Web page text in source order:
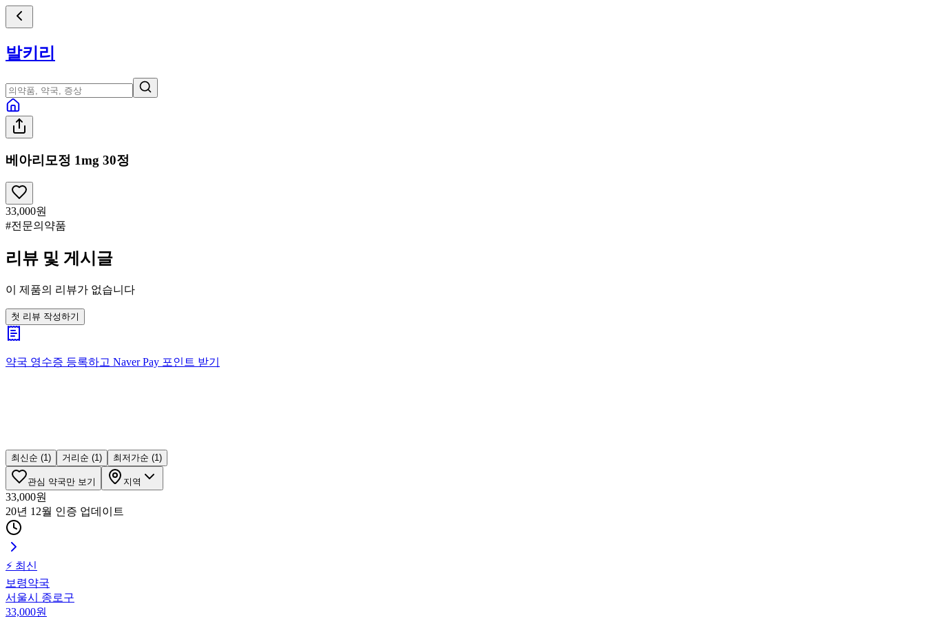
발키리
베아리모정 1mg 30정
33,000원
#전문의약품
리뷰 및 게시글
이 제품의 리뷰가 없습니다
첫 리뷰 작성하기
약국 영수증 등록하고 Naver Pay 포인트 받기
최신순 (1) 거리순 (1) 최저가순 (1)
관심 약국만 보기 지역
33,000원
20년 12월 인증 업데이트
⚡ 최신
보령약국
서울시 종로구
33,000원